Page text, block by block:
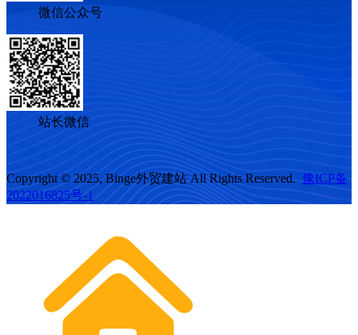
微信公众号
站长微信
Copyright © 2025, Binge外贸建站 All Rights Reserved. 豫ICP备
2022016825号-1